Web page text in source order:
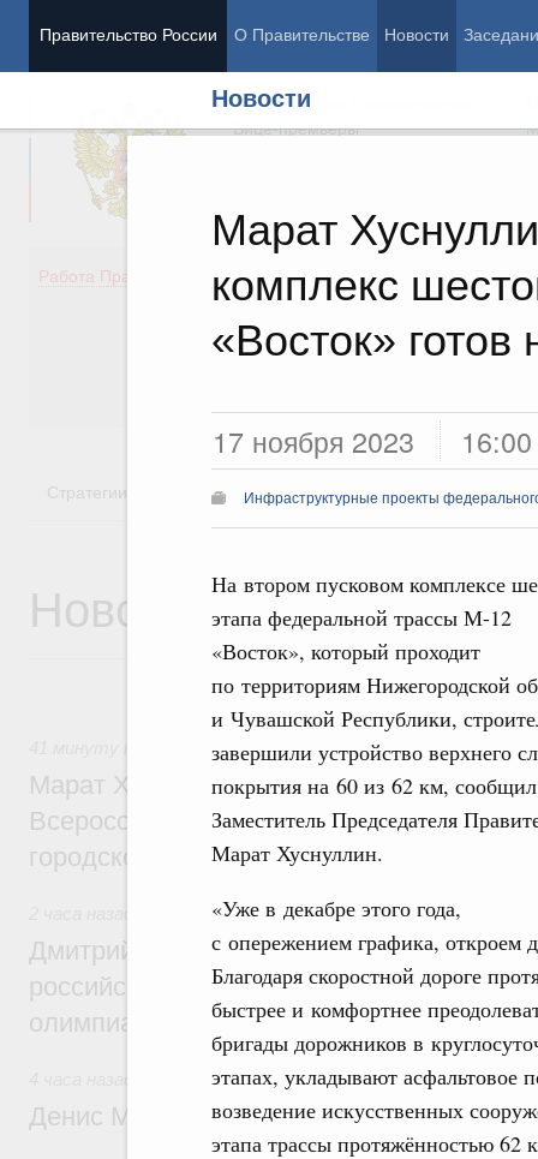
Правительство России О Правительстве Новости
Новости
Марат
комплекс
«Восток» готов
17 ноября 2023 16:00
Инфраструктурные проекты
На втором пусковом комплексе
этапа федеральной трассы М-12
«Восток», который проходит
по территориям Нижегородской
и Чувашской Республики,
завершили устройство верхнего
покрытия на 60 из 62 км, сообщил
Заместитель Председателя
Марат Хуснуллин.
«Уже в декабре этого года,
с опережением графика,
Благодаря скоростной дороге
быстрее и комфортнее
бригады дорожников в
этапах, укладывают асфальтовое
возведение искусственных
этапа трассы протяжённостью 62
Председатель Правительства
Вице-премьеры
Работа Правительства
Демография
Здоровье
Культура
Стратегии Государственные программы
Новости
Экономика городов. Городская среда
Марат Хуснуллин провёл заседание
Всероссийского конкурса лучших
городской среды
Отрасль информационных технологий
Дмитрий Чернышенко и Сергей Кравцов
российскую сборную с победой на
олимпиаде по искусственному
Общие вопросы промышленной политики
Денис Мантуров посетил Ярославскую